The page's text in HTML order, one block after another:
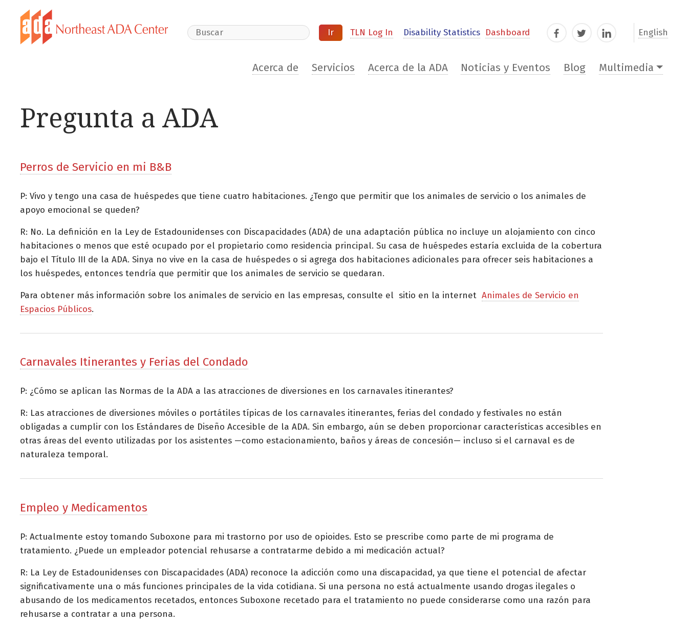
Search Website TLN Log In Disability Statistics Dashboard FacebookTwitterLinkedIn English
Acerca de Servicios Acerca de la ADA Noticias y Eventos Blog Multimedia
Pregunta a ADA
Perros de Servicio en mi B&B
P: Vivo y tengo una casa de huéspedes que tiene cuatro habitaciones. ¿Tengo que permitir que los animales de servicio o los animales de
apoyo emocional se queden?
R: No. La definición en la Ley de Estadounidenses con Discapacidades (ADA) de una adaptación pública no incluye un alojamiento con cinco
habitaciones o menos que esté ocupado por el propietario como residencia principal. Su casa de huéspedes estaría excluida de la cobertura
bajo el Título III de la ADA. Sinya no vive en la casa de huéspedes o si agrega dos habitaciones adicionales para ofrecer seis habitaciones a
los huéspedes, entonces tendría que permitir que los animales de servicio se quedaran.
Para obtener más información sobre los animales de servicio en las empresas, consulte el sitio en la internet Animales de Servicio en
Espacios Públicos.
Carnavales Itinerantes y Ferias del Condado
P: ¿Cómo se aplican las Normas de la ADA a las atracciones de diversiones en los carnavales itinerantes?
R: Las atracciones de diversiones móviles o portátiles típicas de los carnavales itinerantes, ferias del condado y festivales no están
obligadas a cumplir con los Estándares de Diseño Accesible de la ADA. Sin embargo, aún se deben proporcionar características accesibles en
otras áreas del evento utilizadas por los asistentes —como estacionamiento, baños y áreas de concesión— incluso si el carnaval es de
naturaleza temporal.
Empleo y Medicamentos
P: Actualmente estoy tomando Suboxone para mi trastorno por uso de opioides. Esto se prescribe como parte de mi programa de
tratamiento. ¿Puede un empleador potencial rehusarse a contratarme debido a mi medicación actual?
R: La Ley de Estadounidenses con Discapacidades (ADA) reconoce la adicción como una discapacidad, ya que tiene el potencial de afectar
significativamente una o más funciones principales de la vida cotidiana. Si una persona no está actualmente usando drogas ilegales o
abusando de los medicamentos recetados, entonces Suboxone recetado para el tratamiento no puede considerarse como una razón para
rehusarse a contratar a una persona.